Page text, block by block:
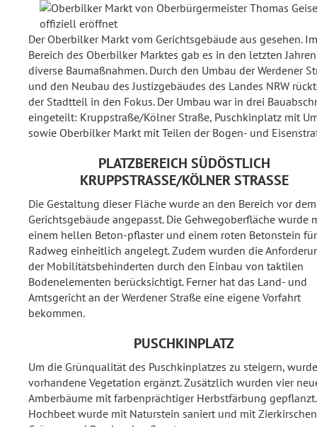
Der Oberbilker Markt vom Gerichtsgebäude aus gesehen. Im
Bereich des Oberbilker Marktes gab es in den letzten Jahren
diverse Baumaßnahmen. Durch den Umbau der Werdener
und den Neubau des Justizgebäudes des Landes NRW
der Stadtteil in den Fokus. Der Umbau war in drei
eingeteilt: Kruppstraße/Kölner Straße, Puschkinplatz mit
sowie Oberbilker Markt mit Teilen der Bogen- und
PLATZBEREICH SÜDÖSTLICH
KRUPPSTRASSE/KÖLNER STRASSE
Die Gestaltung dieser Fläche wurde an den Bereich vor dem
Gerichtsgebäude angepasst. Die Gehwegoberfläche wurde
einem hellen Beton-pflaster und einem roten Betonstein
Radweg einheitlich angelegt. Zudem wurden die
der Mobilitätsbehinderten durch den Einbau von taktilen
Bodenelementen berücksichtigt. Ferner hat das Land- und
Amtsgericht an der Werdener Straße eine eigene Vorfahrt
bekommen.
PUSCHKINPLATZ
Um die Grünqualität des Puschkinplatzes zu steigern,
vorhandene Vegetation ergänzt. Zusätzlich wurden vier
Amberbäume mit farbenprächtiger Herbstfärbung
Hochbeet wurde mit Naturstein saniert und mit